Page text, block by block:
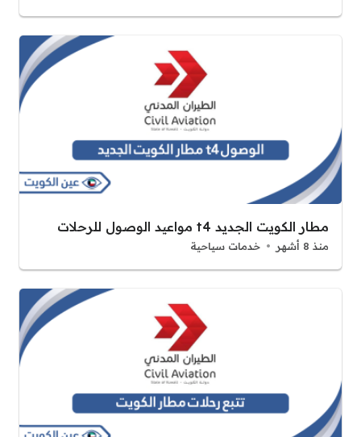
مطار الكويت الجديد t4 مواعيد الوصول للرحلات
منذ 8 أشهر خدمات سياحية